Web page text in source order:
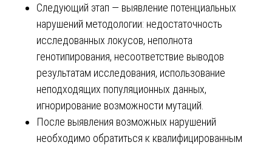
Следующий этап — выявление потенциальных
нарушений методологии: недостаточность
исследованных локусов, неполнота
генотипирования, несоответствие выводов
результатам исследования, использование
неподходящих популяционных данных,
игнорирование возможности мутаций.
После выявления возможных нарушений
необходимо обратиться к квалифицированным